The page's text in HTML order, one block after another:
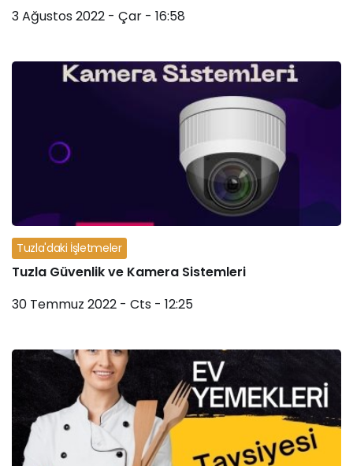
3 Ağustos 2022 - Çar - 16:58
Tuzla'daki İşletmeler
Tuzla Güvenlik ve Kamera Sistemleri
30 Temmuz 2022 - Cts - 12:25